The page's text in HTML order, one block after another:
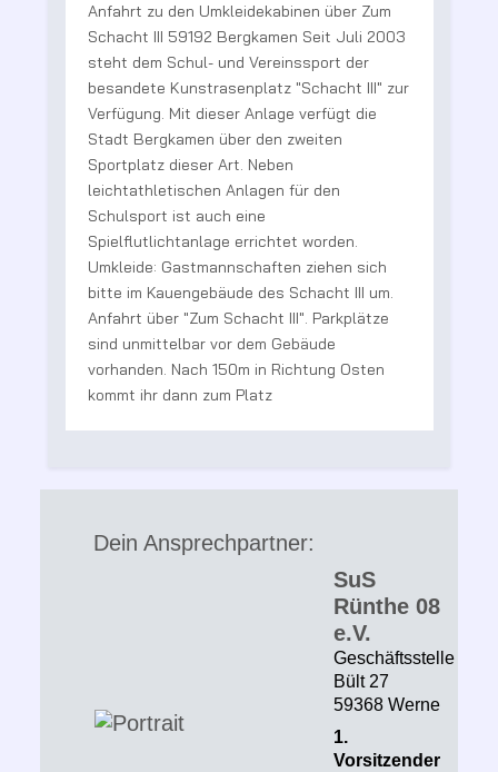
Anfahrt zu den Umkleidekabinen über Zum
Schacht III 59192 Bergkamen Seit Juli 2003
steht dem Schul- und Vereinssport der
besandete Kunstrasenplatz "Schacht III" zur
Verfügung. Mit dieser Anlage verfügt die
Stadt Bergkamen über den zweiten
Sportplatz dieser Art. Neben
leichtathletischen Anlagen für den
Schulsport ist auch eine
Spielflutlichtanlage errichtet worden.
Umkleide: Gastmannschaften ziehen sich
bitte im Kauengebäude des Schacht III um.
Anfahrt über "Zum Schacht III". Parkplätze
sind unmittelbar vor dem Gebäude
vorhanden. Nach 150m in Richtung Osten
kommt ihr dann zum Platz
Dein Ansprechpartner:
SuS
Rünthe 08
e.V.
Geschäftsstelle
Bült 27
59368 Werne
1.
Vorsitzender